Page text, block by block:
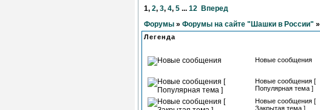
1, 2, 3, 4, 5 ... 12 Вперед
Форумы » Форумы на сайте "Шашки в России" »
Легенда
Новые сообщения
Новые сообщения [
Популярная тема ]
Новые сообщения [
Закрытая тема ]